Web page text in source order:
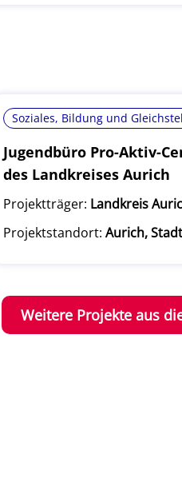
Soziales, Bildung und
Jugendbüro Pro-Aktiv-
des Landkreises Aurich
Projektträger: Landkreis
Projektstandort: Aurich, Stadt
Weitere Projekte aus